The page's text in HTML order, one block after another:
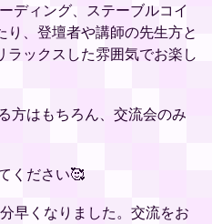
ディング、ステーブルコイ
り、登壇者や講師の先生方と
ラックスした雰囲気でお楽し
方はもちろん、交流会のみ
ください🥰
早くなりました。交流をお